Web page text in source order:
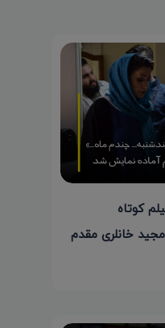
کوتاه
خانلری مقدم